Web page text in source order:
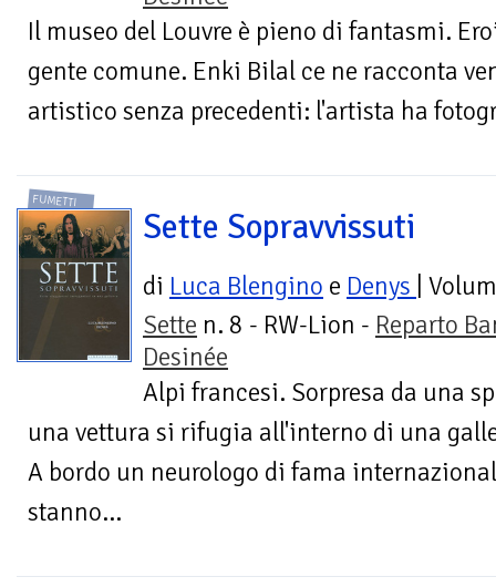
Il museo del Louvre è pieno di fantasmi.
gente comune. Enki Bilal ce ne racconta
artistico senza precedenti: l'artista ha
FUMETTI
Sette Sopravvissuti
di Luca Blengino e Denys |
Sette n. 8 - RW-Lion - Reparto
Desinée
Alpi francesi. Sorpresa da una
una vettura si rifugia all'interno di una
A bordo un neurologo di fama
stanno...